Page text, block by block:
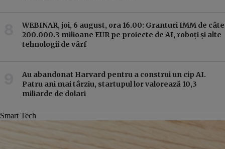
WEBINAR, joi, 6 august, ora 16.00: Granturi IMM de câte
200.000.3 milioane EUR pe proiecte de AI, roboți și alte
tehnologii de vârf
Au abandonat Harvard pentru a construi un cip AI.
Patru ani mai târziu, startupul lor valorează 10,3
miliarde de dolari
Smart Tech